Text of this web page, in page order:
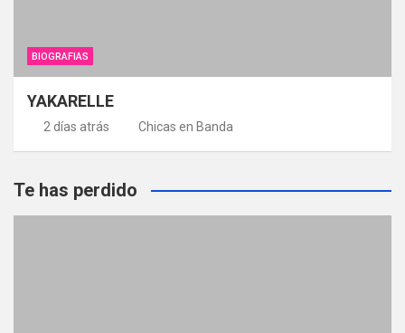
BIOGRAFIAS
YAKARELLE
2 días atrás Chicas en Banda
Te has perdido